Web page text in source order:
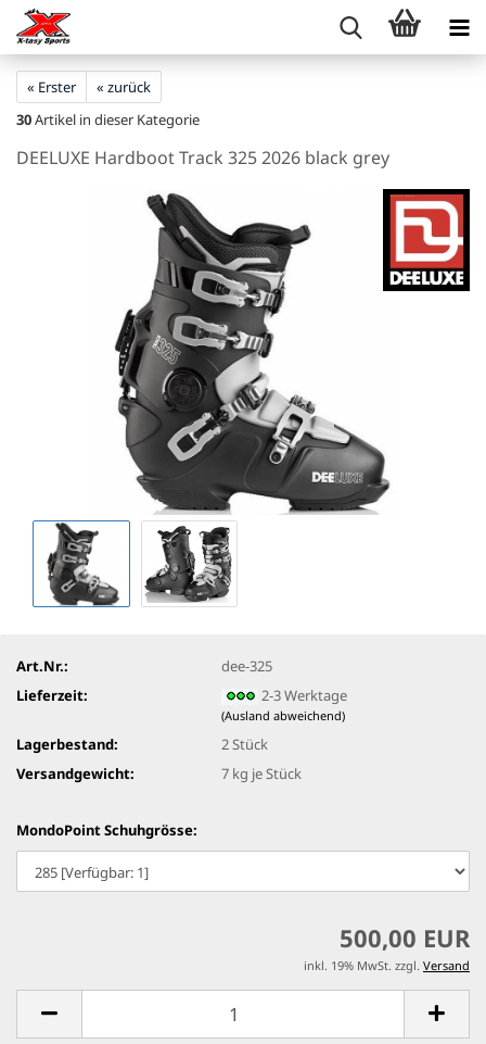
« Erster
« zurück
30Artikel in dieser Kategorie
DEELUXE Hardboot Track 325 2026 black grey
Art.Nr.:
dee-325
Lieferzeit:
2-3 Werktage
(Ausland abweichend)
Lagerbestand: 2 Stück
Versandgewicht:
7 kg je Stück
MondoPoint Schuhgrösse:
500,00 EUR
inkl. 19% MwSt. zzgl. Versand